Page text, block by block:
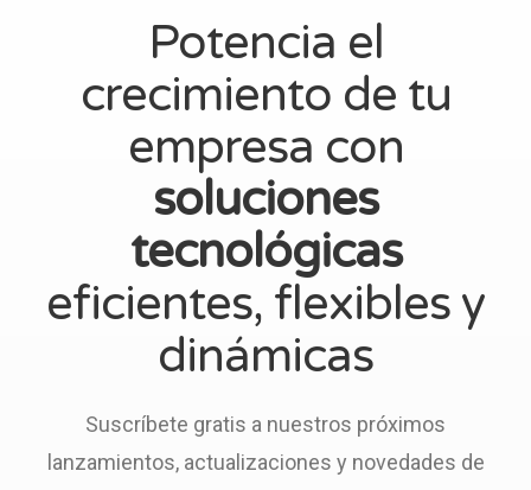
Potencia el
crecimiento de tu
empresa con
soluciones
tecnológicas
eficientes, flexibles y
dinámicas
Suscríbete gratis a nuestros próximos
lanzamientos, actualizaciones y novedades de